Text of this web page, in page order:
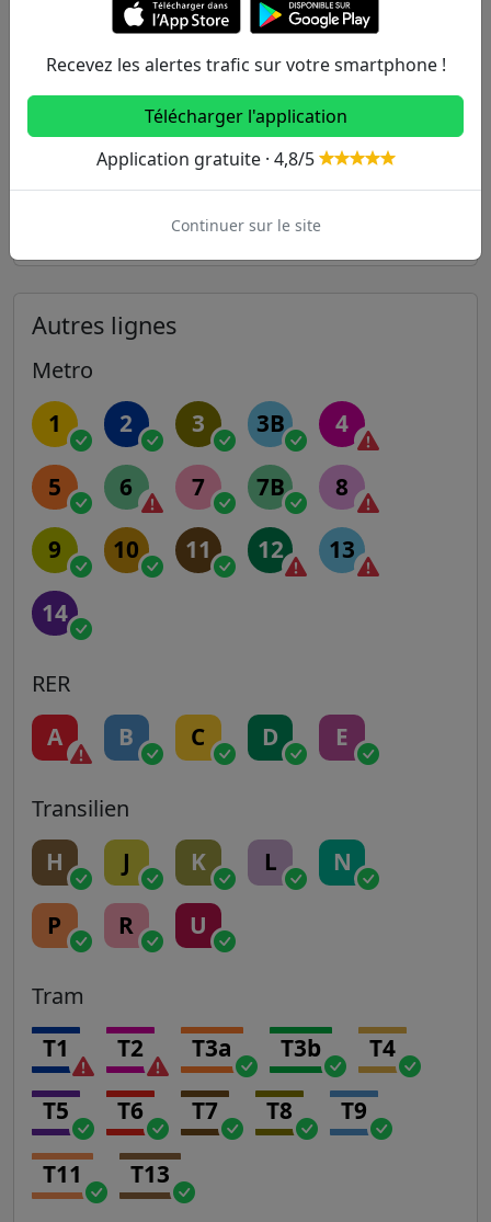
Port Royal 38 82 83 91 B
Monge - Claude Bernard 24
27
Autres lignes
Metro
1 2 3 3B 4
5 6 7 7B 8
9 10 11 12 13
14
RER
A B C D E
Transilien
H J K L N
P R U
Tram
T1 T2 T3a T3b T4
T5 T6 T7 T8 T9
T11 T13
Recevez les alertes trafic sur votre smartphone !
Télécharger l'application
Application gratuite · 4,8/5
Continuer sur le site